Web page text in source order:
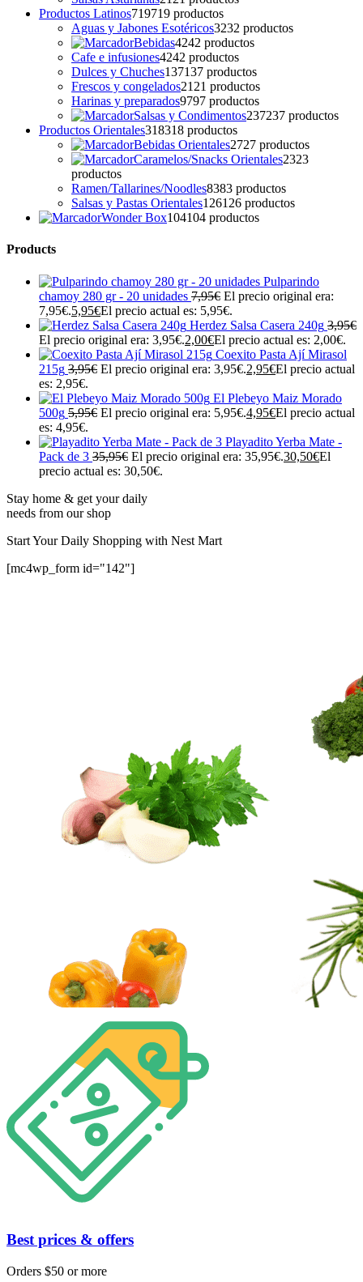
Productos Latinos719719 productos
Aguas y Jabones Esotéricos3232 productos
Bebidas4242 productos
Cafe e infusiones4242 productos
Dulces y Chuches137137 productos
Frescos y congelados21 21 productos
Harinas y preparados9797 productos
Salsas y Condimentos237237 productos
Productos Orientales318318 productos
Bebidas Orientales2727 productos
Caramelos/Snacks Orientales2323
productos
Ramen/Tallarines/Noodles8383 productos
Salsas y Pastas Orientales126126 productos
Wonder Box104104 productos
Products
Pulparindo
chamoy 280 gr - 20 unidades 7,95€ El precio original era:
7,95€.5,95€El precio actual es: 5,95€.
Herdez Salsa Casera 240g 3,95€
El precio original era: 3,95€.2,00€El precio actual es: 2,00€.
Coexito Pasta Ají Mirasol
215g 3,95€ El precio original era: 3,95€.2,95€El precio actual
es: 2,95€.
El Plebeyo Maiz Morado
500g 5,95€ El precio original era: 5,95€.4,95€El precio actual
es: 4,95€.
Playadito Yerba Mate -
Pack de 3 35,95€ El precio original era: 35,95€.30,50€El
precio actual es: 30,50€.
Stay home & get your daily
needs from our shop
Start Your Daily Shopping with Nest Mart
[mc4wp_form id="142"]
Best prices & offers
Orders $50 or more